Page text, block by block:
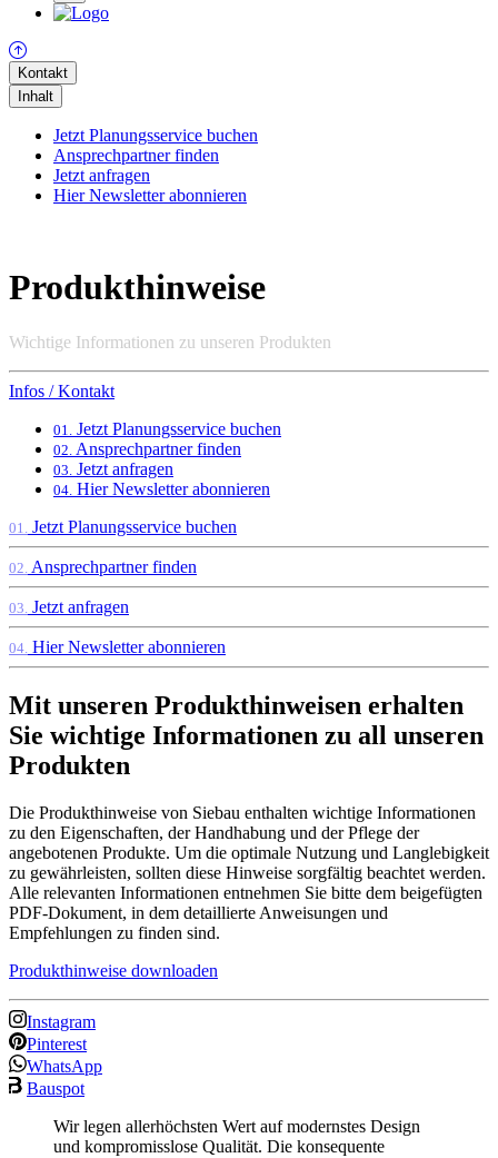
Kontakt
Inhalt
Jetzt Planungsservice buchen
Ansprechpartner finden
Jetzt anfragen
Hier Newsletter abonnieren
Produkthinweise
Wichtige Informationen zu unseren Produkten
Infos / Kontakt
01. Jetzt Planungsservice buchen
02. Ansprechpartner finden
03. Jetzt anfragen
04. Hier Newsletter abonnieren
01. Jetzt Planungsservice buchen
02. Ansprechpartner finden
03. Jetzt anfragen
04. Hier Newsletter abonnieren
Mit unseren Produkthinweisen erhalten
Sie wichtige Informationen zu all unseren
Produkten
Die Produkthinweise von Siebau enthalten wichtige Informationen
zu den Eigenschaften, der Handhabung und der Pflege der
angebotenen Produkte. Um die optimale Nutzung und Langlebigkeit
zu gewährleisten, sollten diese Hinweise sorgfältig beachtet werden.
Alle relevanten Informationen entnehmen Sie bitte dem beigefügten
PDF-Dokument, in dem detaillierte Anweisungen und
Empfehlungen zu finden sind.
Produkthinweise downloaden
Instagram
Pinterest
WhatsApp
Bauspot
Wir legen allerhöchsten Wert auf modernstes Design
und kompromisslose Qualität. Die konsequente